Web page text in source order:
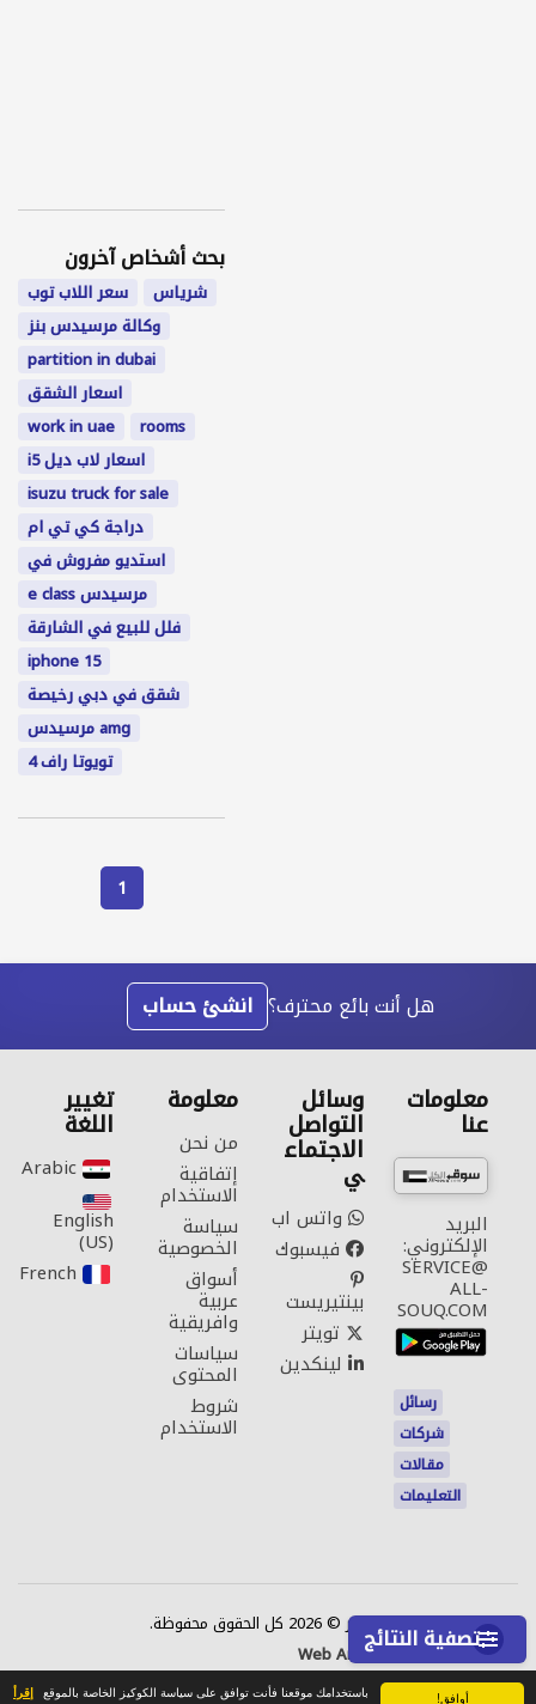
أوافق! باستخدامك موقعنا فأنت توافق على سياسة الكوكيز الخاصة بالموقع إقرأ
تصفية النتائج
بحث أشخاص آخرون
سعر اللاب توب
شرياس
وكالة مرسيدس بنز
partition in dubai
اسعار الشقق
work in uae
rooms
اسعار لاب ديل i5
isuzu truck for sale
دراجة كي تي ام
استديو مفروش في
مرسيدس e class
فلل للبيع في الشارقة
iphone 15
شقق في دبي رخيصة
amg مرسيدس
تويوتا راف 4
1
هل أنت بائع محترف؟ انشئ حساب
معلومات
عنا
البريد
الإلكتروني:
SERVICE@
ALL-
SOUQ.COM
رسائل
شركات
مقالات
التعليمات
وسائل
التواصل
الاجتماع
ي
واتس اب
فيسبوك
بينتيريست
تويتر
لينكدين
معلومة
من نحن
إتفاقية
الاستخدام
سياسة
الخصوصية
أسواق
عربية
وافريقية
سياسات
المحتوى
شروط
الاستخدام
تغيير
اللغة
Arabic‎
English
(US)‎
French‎
اتصل بناحقوق النشر © 2026 كل الحقوق محفوظة.
Web Annonces Technology